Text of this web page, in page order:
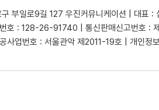
부일로9길 127 우진커뮤니케이션 | 대표 :
호 : 128-26-91740 | 통신판매신고번호 :
사업번호 : 서울관악 제2011-19호 | 개인정